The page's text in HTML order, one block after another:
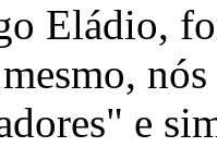
Eládio,
e